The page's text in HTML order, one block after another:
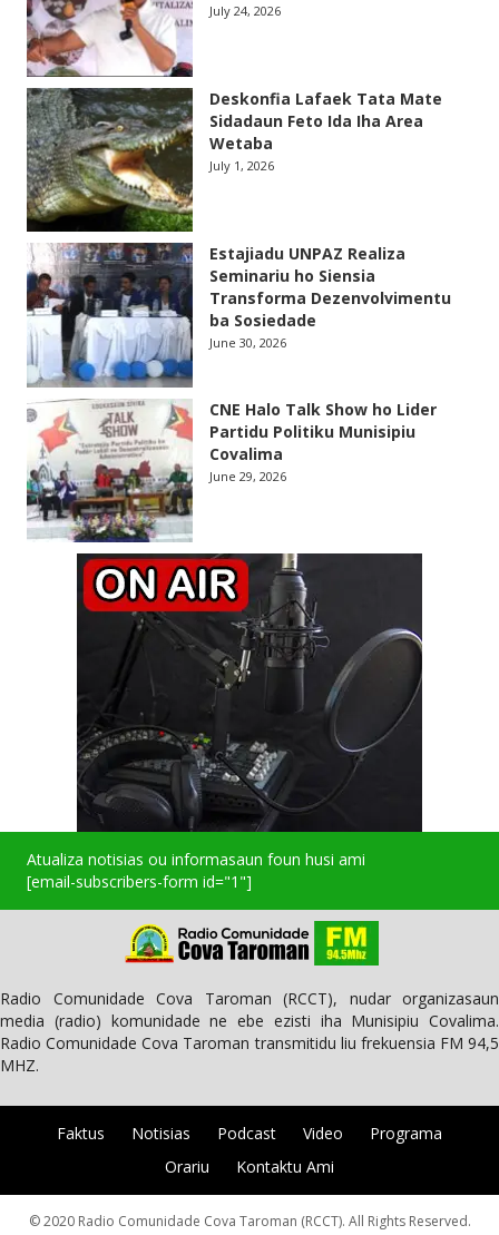
July 24, 2026
Deskonfia Lafaek Tata Mate
Sidadaun Feto Ida Iha Area
Wetaba
July 1, 2026
Estajiadu UNPAZ Realiza
Seminariu ho Siensia
Transforma Dezenvolvimentu
ba Sosiedade
June 30, 2026
CNE Halo Talk Show ho Lider
Partidu Politiku Munisipiu
Covalima
June 29, 2026
Atualiza notisias ou informasaun foun husi ami
[email-subscribers-form id="1"]
Radio Comunidade Cova Taroman (RCCT), nudar organizasaun
media (radio) komunidade ne ebe ezisti iha Munisipiu Covalima.
Radio Comunidade Cova Taroman transmitidu liu frekuensia FM 94,5
MHZ.
Faktus Notisias Podcast Video
Programa
Orariu
Kontaktu Ami
© 2020 Radio Comunidade Cova Taroman (RCCT). All Rights Reserved.